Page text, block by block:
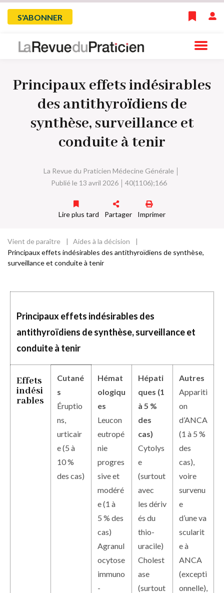
Skip
navigation
Menu
du
de
l'utilisateur
S'ABONNER
Principaux effets indésirables
des antithyroïdiens de
synthèse, surveillance et
conduite à tenir
La Revue du Praticien Médecine Générale
Publié le 13 avril 2026
40(1106);166
Lire plus tard Partager Imprimer
Fil
Vient de paraître
Aides à la décision
Principaux effets indésirables des antithyroïdiens de synthèse,
surveillance et conduite à tenir
Principaux effets indésirables des
antithyroïdiens de synthèse, surveillance et
conduite à tenir
Effets
indési
rables
Cutané
s
Éruptio
ns,
urticair
e (5 à
10 %
des cas)
Hémat
ologiqu
es
Leucon
eutropé
nie
progres
sive et
modéré
e (1 à
5 % des
cas)
Agranul
ocytose
immuno
-
Hépati
ques (1
à 5 %
des
cas)
Cytolys
e
(surtout
avec
les dériv
és du
thio-
uracile)
Cholest
ase
(surtout
Autres
Appariti
on
d’ANCA
(1 à 5 %
des
cas),
voire
survenu
e
d’une va
scularit
e à
ANCA
(excepti
onnelle),